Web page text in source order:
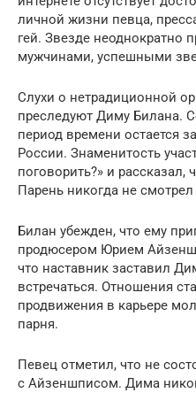
личной жизни певца,
гей. Звезде неоднократно
мужчинами, успешными
Слухи о нетрадиционной
преследуют Диму Билана.
период времени остается
России. Знаменитость
поговорить?» и рассказал,
Парень никогда не
Билан убежден, что ему
продюсером Юрием
что наставник заставил
встречаться. Отношения
продвижения в карьере
парня.
Певец отметил, что не
с Айзеншписом. Дима